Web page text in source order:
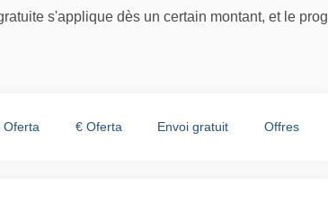
s'applique dès un certain montant, et le
Oferta € Oferta Envoi gratuit Offres